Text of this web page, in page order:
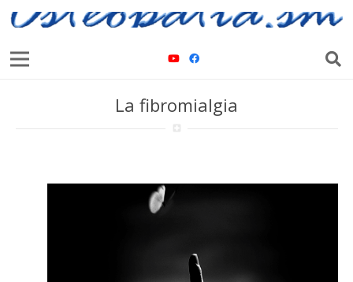
La fibromialgia